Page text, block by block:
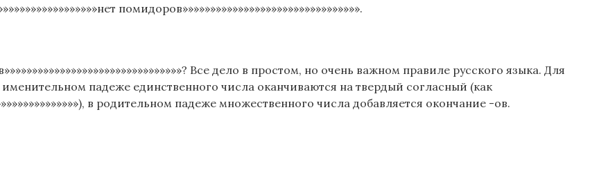
помидоров»»»»»»»»»»»»»»»»»»»»»»»»»»»»»»»».
Все дело в простом, но очень важном правиле русского языка. Для
падеже единственного числа оканчиваются на твердый согласный (как
в родительном падеже множественного числа добавляется окончание -ов.